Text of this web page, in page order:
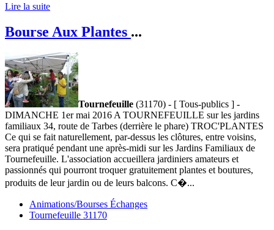
Lire la suite
Bourse Aux Plantes ...
Tournefeuille (31170) - [ Tous-publics ] -
DIMANCHE 1er mai 2016 A TOURNEFEUILLE sur les jardins
familiaux 34, route de Tarbes (derrière le phare) TROC'PLANTES
Ce qui se fait naturellement, par-dessus les clôtures, entre voisins,
sera pratiqué pendant une après-midi sur les Jardins Familiaux de
Tournefeuille. L'association accueillera jardiniers amateurs et
passionnés qui pourront troquer gratuitement plantes et boutures,
produits de leur jardin ou de leurs balcons. C�...
Animations/Bourses Échanges
Tournefeuille 31170